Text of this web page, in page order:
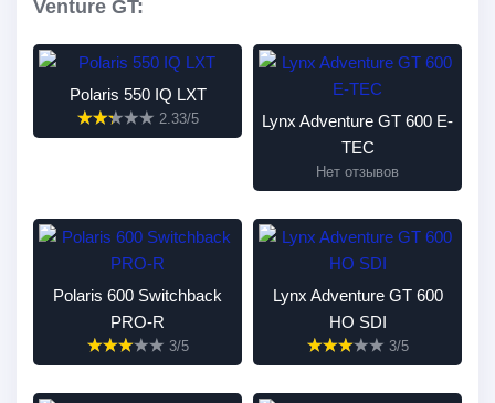
Venture GT:
Polaris 550 IQ LXT
2.33/5
Lynx Adventure GT 600 E-
TEC
Нет отзывов
Polaris 600 Switchback
PRO-R
3/5
Lynx Adventure GT 600
HO SDI
3/5